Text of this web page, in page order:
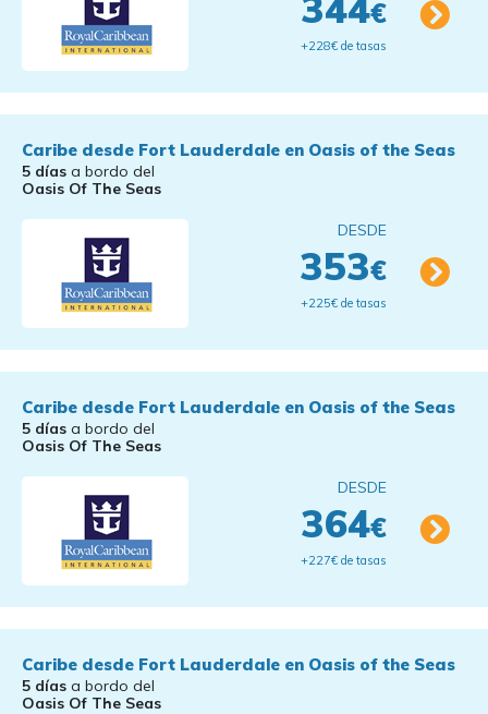
€
+228€ de tasas
Caribe desde Fort Lauderdale en Oasis of the Seas
5 días a bordo del
Oasis Of The Seas
DESDE
353€
+225€ de tasas
Caribe desde Fort Lauderdale en Oasis of the Seas
5 días a bordo del
Oasis Of The Seas
DESDE
364€
+227€ de tasas
Caribe desde Fort Lauderdale en Oasis of the Seas
5 días a bordo del
Oasis Of The Seas